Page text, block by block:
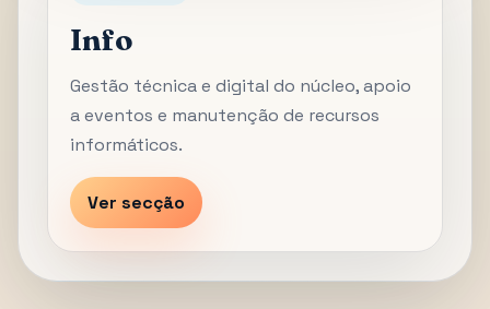
Info
Gestão técnica e digital do núcleo, apoio
a eventos e manutenção de recursos
informáticos.
Ver secção